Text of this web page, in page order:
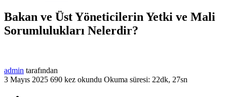
Bakan ve Üst Yöneticilerin Yetki ve Mali
Sorumlulukları Nelerdir?
admin tarafından
3 Mayıs 2025 690 kez okundu Okuma süresi: 22dk, 27sn